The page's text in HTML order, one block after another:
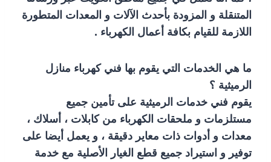
المتنقلة و المزودة بأحدث الآلات و المعدات المتطورة
اللازمة للقيام بكافة أعمال الكهرباء .
ما هي الخدمات التي يقوم بها فني كهرباء منازل
الرميثية ؟
يقوم فني خدمات الرميثية على تأمين جميع
مستلزمات و ملحقات الكهرباء من كابلات ، أسلاك ،
معدات و أدوات ذات معاير دقيقة ، و يعمل أيضا على
توفير و استيراد جميع قطع الغيار الأصلية مع خدمة